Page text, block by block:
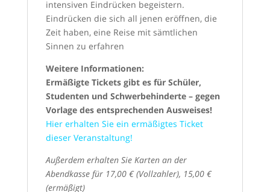
intensiven Eindrücken begeistern.
Eindrücken die sich all jenen eröffnen, die
Zeit haben, eine Reise mit sämtlichen
Sinnen zu erfahren
Weitere Informationen:
Ermäßigte Tickets gibt es für Schüler,
Studenten und Schwerbehinderte – gegen
Vorlage des entsprechenden Ausweises!
Hier erhalten Sie ein ermäßigtes Ticket
dieser Veranstaltung!
Außerdem erhalten Sie Karten an der
Abendkasse für 17,00 € (Vollzahler), 15,00 €
(ermäßigt)